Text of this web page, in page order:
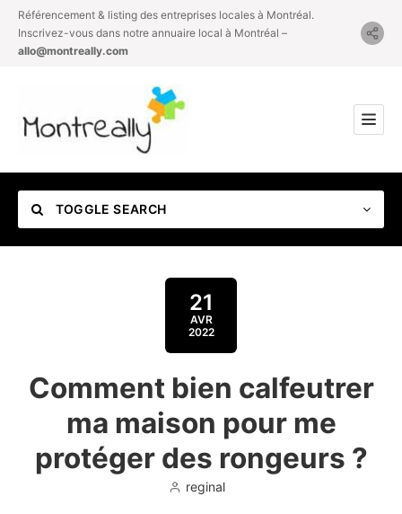
Référencement & listing des entreprises locales à Montréal.
Inscrivez-vous dans notre annuaire local à Montréal –
allo@montreally.com
TOGGLE SEARCH
Location
21
AVR
2022
Comment bien calfeutrer
ma maison pour me
protéger des rongeurs ?
reginal